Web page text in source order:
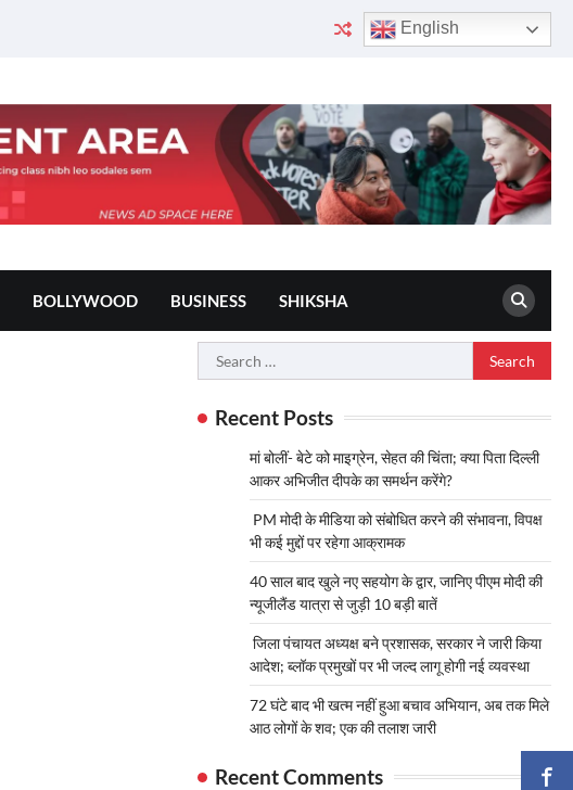
English
BOLLYWOOD BUSINESS SHIKSHA
Search
for:
Recent Posts
मां बोलीं- बेटे को माइग्रेन, सेहत की चिंता; क्या पिता दिल्ली
आकर अभिजीत दीपके का समर्थन करेंगे?
PM मोदी के मीडिया को संबोधित करने की संभावना, विपक्ष
भी कई मुद्दों पर रहेगा आक्रामक
40 साल बाद खुले नए सहयोग के द्वार, जानिए पीएम मोदी की
न्यूजीलैंड यात्रा से जुड़ी 10 बड़ी बातें
जिला पंचायत अध्यक्ष बने प्रशासक, सरकार ने जारी किया
आदेश; ब्लॉक प्रमुखों पर भी जल्द लागू होगी नई व्यवस्था
72 घंटे बाद भी खत्म नहीं हुआ बचाव अभियान, अब तक मिले
आठ लोगों के शव; एक की तलाश जारी
Recent Comments